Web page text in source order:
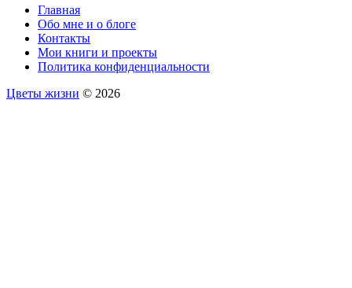
Главная
Обо мне и о блоге
Контакты
Мои книги и проекты
Политика конфиденциальности
Цветы жизни © 2026